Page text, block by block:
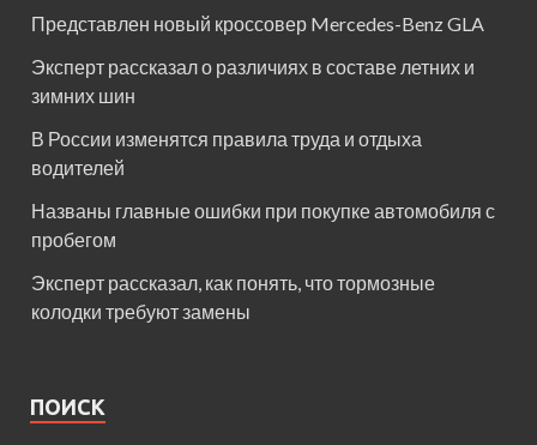
Представлен новый кроссовер Mercedes-Benz GLA
Эксперт рассказал о различиях в составе летних и
зимних шин
В России изменятся правила труда и отдыха
водителей
Названы главные ошибки при покупке автомобиля с
пробегом
Эксперт рассказал, как понять, что тормозные
колодки требуют замены
ПОИСК